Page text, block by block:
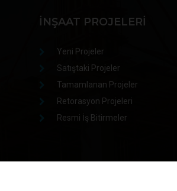
İNŞAAT PROJELERI
Yeni Projeler
Satıştaki Projeler
Tamamlanan Projeler
Retorasyon Projeleri
Resmi İş Bitirmeler